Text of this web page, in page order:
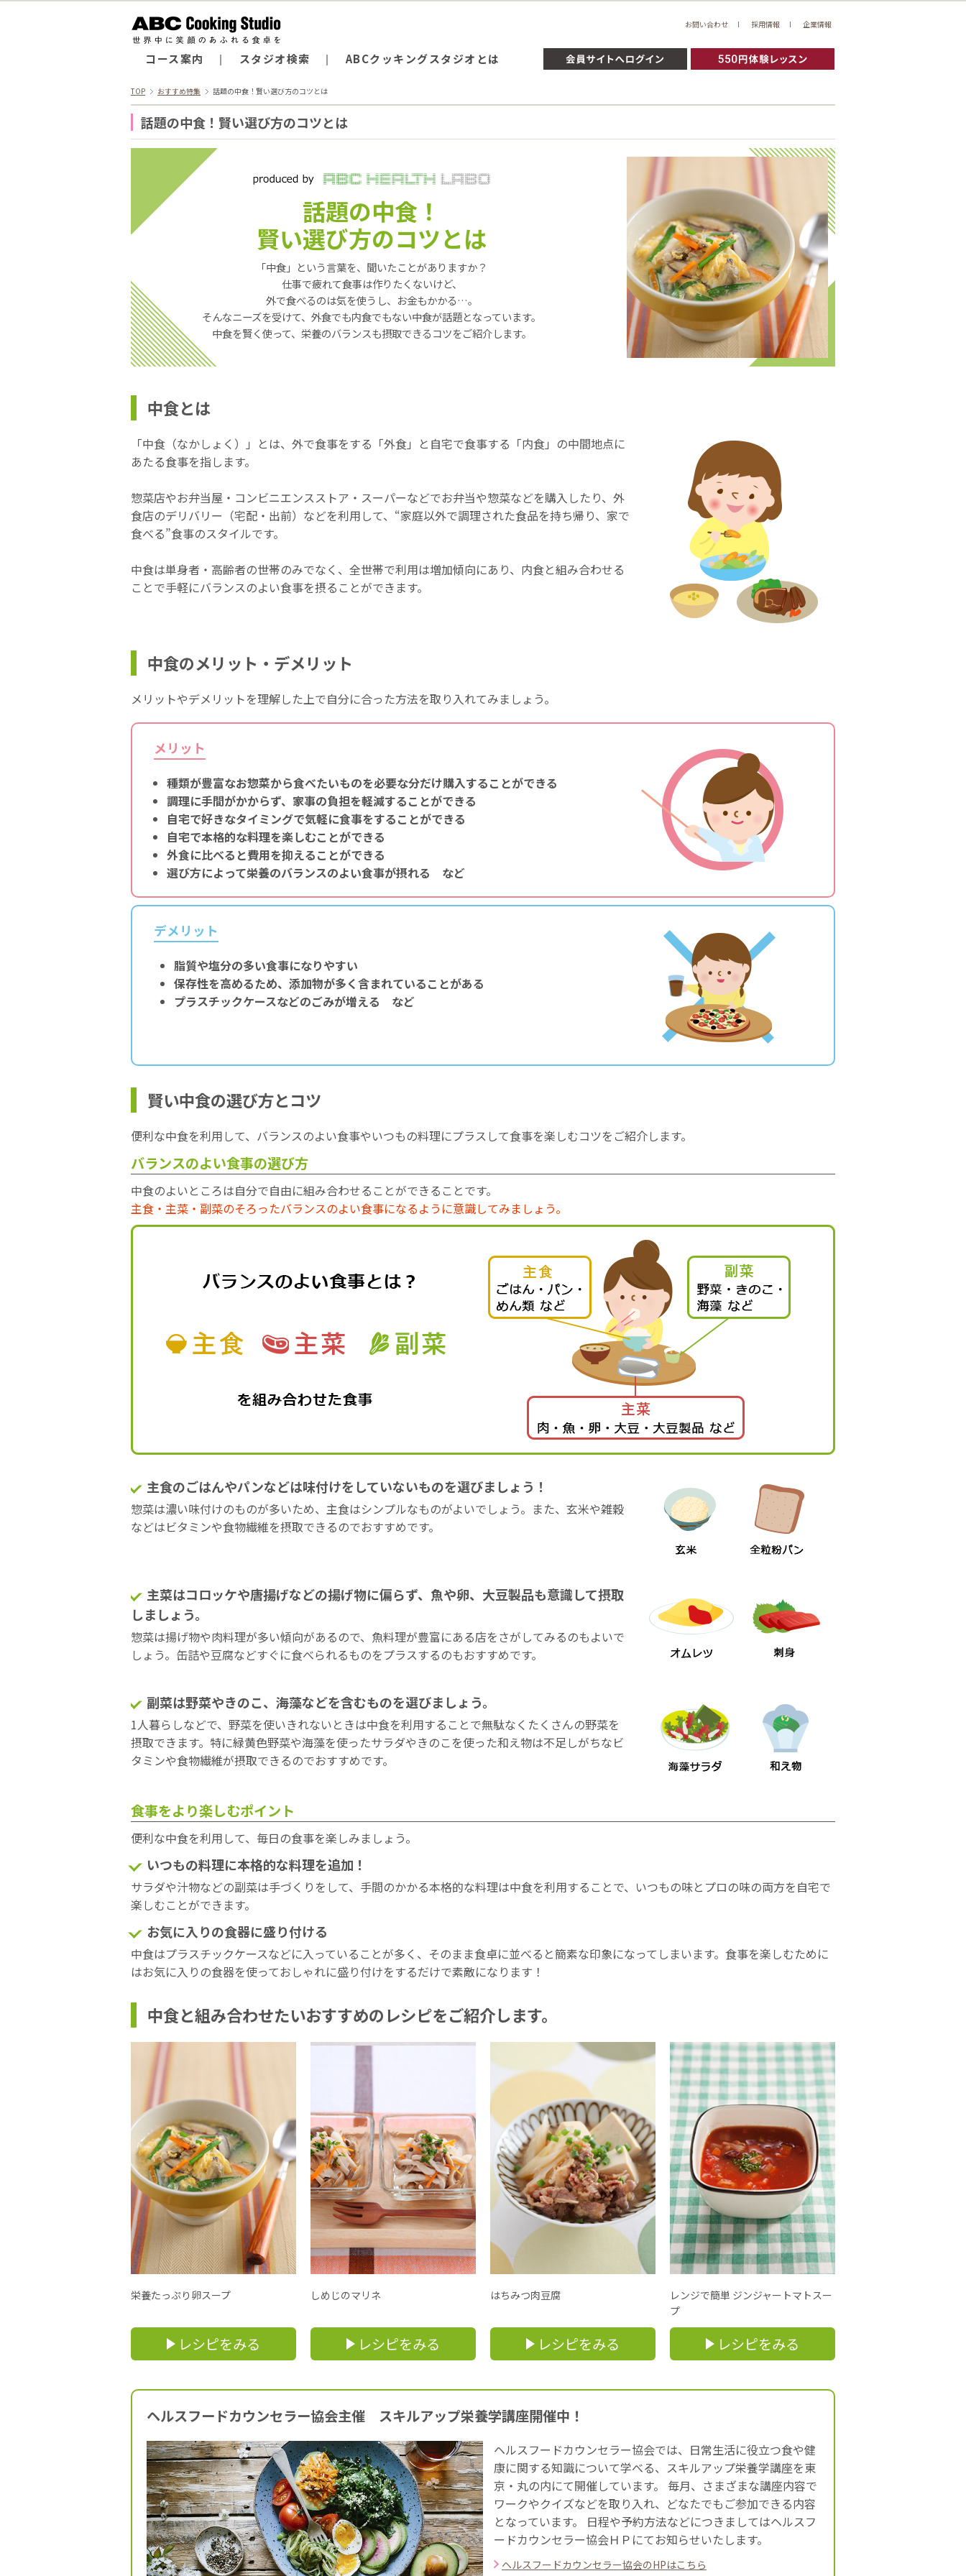
コース案内 スタジオ検索 ABCクッキングスタジオとは
お問い合わせ 採用情報 企業情報
TOP おすすめ特集 話題の中食！賢い選び方のコツとは
話題の中食！賢い選び方のコツとは
話題の中食！
賢い選び方のコツとは
「中食」という言葉を、聞いたことがありますか？
仕事で疲れて食事は作りたくないけど、
外で食べるのは気を使うし、お金もかかる…。
そんなニーズを受けて、外食でも内食でもない中食が話題となっています。
中食を賢く使って、栄養のバランスも摂取できるコツをご紹介します。
中食とは
「中食（なかしょく）」とは、外で食事をする「外食」と自宅で食事する「内食」の中間地点に
あたる食事を指します。
惣菜店やお弁当屋・コンビニエンスストア・スーパーなどでお弁当や惣菜などを購入したり、外
食店のデリバリー（宅配・出前）などを利用して、“家庭以外で調理された食品を持ち帰り、家で
食べる”食事のスタイルです。
中食は単身者・高齢者の世帯のみでなく、全世帯で利用は増加傾向にあり、内食と組み合わせる
ことで手軽にバランスのよい食事を摂ることができます。
中食のメリット・デメリット
メリットやデメリットを理解した上で自分に合った方法を取り入れてみましょう。
メリット
種類が豊富なお惣菜から食べたいものを必要な分だけ購入することができる
調理に手間がかからず、家事の負担を軽減することができる
自宅で好きなタイミングで気軽に食事をすることができる
自宅で本格的な料理を楽しむことができる
外食に比べると費用を抑えることができる
選び方によって栄養のバランスのよい食事が摂れる など
デメリット
脂質や塩分の多い食事になりやすい
保存性を高めるため、添加物が多く含まれていることがある
プラスチックケースなどのごみが増える など
賢い中食の選び方とコツ
便利な中食を利用して、バランスのよい食事やいつもの料理にプラスして食事を楽しむコツをご紹介します。
バランスのよい食事の選び方
中食のよいところは自分で自由に組み合わせることができることです。
主食・主菜・副菜のそろったバランスのよい食事になるように意識してみましょう。
主食のごはんやパンなどは味付けをしていないものを選びましょう！
惣菜は濃い味付けのものが多いため、主食はシンプルなものがよいでしょう。また、玄米や雑穀
などはビタミンや食物繊維を摂取できるのでおすすめです。
主菜はコロッケや唐揚げなどの揚げ物に偏らず、魚や卵、大豆製品も意識して摂取
しましょう。
惣菜は揚げ物や肉料理が多い傾向があるので、魚料理が豊富にある店をさがしてみるのもよいで
しょう。缶詰や豆腐などすぐに食べられるものをプラスするのもおすすめです。
副菜は野菜やきのこ、海藻などを含むものを選びましょう。
1人暮らしなどで、野菜を使いきれないときは中食を利用することで無駄なくたくさんの野菜を
摂取できます。特に緑黄色野菜や海藻を使ったサラダやきのこを使った和え物は不足しがちなビ
タミンや食物繊維が摂取できるのでおすすめです。
食事をより楽しむポイント
便利な中食を利用して、毎日の食事を楽しみましょう。
いつもの料理に本格的な料理を追加！
サラダや汁物などの副菜は手づくりをして、手間のかかる本格的な料理は中食を利用することで、いつもの味とプロの味の両方を自宅で
楽しむことができます。
お気に入りの食器に盛り付ける
中食はプラスチックケースなどに入っていることが多く、そのまま食卓に並べると簡素な印象になってしまいます。食事を楽しむために
はお気に入りの食器を使っておしゃれに盛り付けをするだけで素敵になります！
中食と組み合わせたいおすすめのレシピをご紹介します。
栄養たっぷり卵スープ
レシピをみる
しめじのマリネ
レシピをみる
はちみつ肉豆腐
レシピをみる
レンジで簡単 ジンジャートマトスー
プ
レシピをみる
ヘルスフードカウンセラー協会主催 スキルアップ栄養学講座開催中！
ヘルスフードカウンセラー協会では、日常生活に役立つ食や健
康に関する知識について学べる、スキルアップ栄養学講座を東
京・丸の内にて開催しています。 毎月、さまざまな講座内容で
ワークやクイズなどを取り入れ、どなたでもご参加できる内容
となっています。 日程や予約方法などにつきましてはヘルスフ
ードカウンセラー協会ＨＰにてお知らせいたします。
ヘルスフードカウンセラー協会のHPはこちら